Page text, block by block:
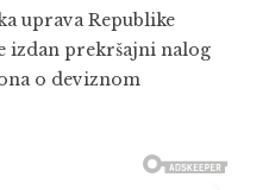
uprava Republike
izdan prekršajni nalog
o deviznom